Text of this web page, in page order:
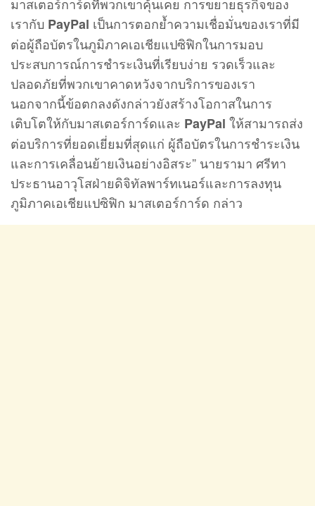
มาสเตอร์การ์ดที่พวกเขาคุ้นเคย การขยายธุรกิจของ
เรากับ PayPal เป็นการตอกย้ำความเชื่อมั่นของเราที่มี
ต่อผู้ถือบัตรในภูมิภาคเอเชียแปซิฟิกในการมอบ
ประสบการณ์การชำระเงินที่เรียบง่าย รวดเร็วและ
ปลอดภัยที่พวกเขาคาดหวังจากบริการของเรา
นอกจากนี้ข้อตกลงดังกล่าวยังสร้างโอกาสในการ
เติบโตให้กับมาสเตอร์การ์ดและ PayPal ให้สามารถส่ง
ต่อบริการที่ยอดเยี่ยมที่สุดแก่ ผู้ถือบัตรในการชำระเงิน
และการเคลื่อนย้ายเงินอย่างอิสระ” นายรามา ศรีทา
ประธานอาวุโสฝ่ายดิจิทัลพาร์ทเนอร์และการลงทุน
ภูมิภาคเอเชียแปซิฟิก มาสเตอร์การ์ด กล่าว